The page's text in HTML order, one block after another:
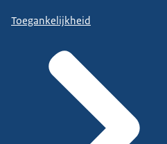
Toegankelijkheid